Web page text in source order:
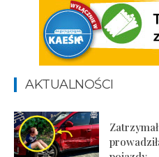
AKTUALNOŚCI